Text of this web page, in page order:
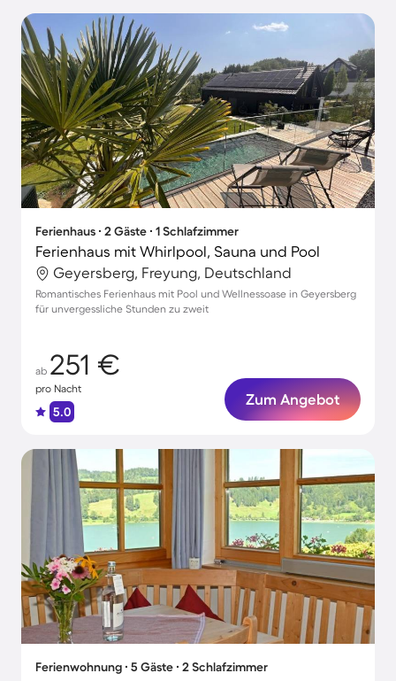
Ferienhaus ∙ 2 Gäste ∙ 1 Schlafzimmer
Ferienhaus mit Whirlpool, Sauna und Pool
Geyersberg, Freyung, Deutschland
Romantisches Ferienhaus mit Pool und Wellnessoase in Geyersberg
für unvergessliche Stunden zu zweit
ab 251 €
pro Nacht
5.0
Zum Angebot
Ferienwohnung ∙ 5 Gäste ∙ 2 Schlafzimmer